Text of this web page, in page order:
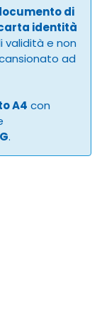
di
identità
validità e non
ad
A4 con
.